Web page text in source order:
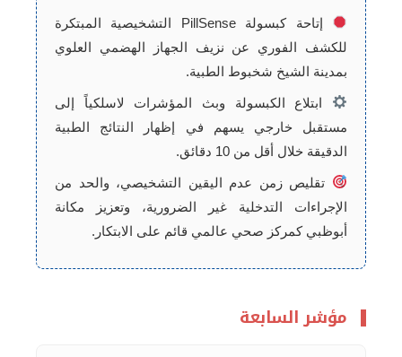
إتاحة كبسولة PillSense التشخيصية المبتكرة
للكشف الفوري عن نزيف الجهاز الهضمي العلوي
بمدينة الشيخ شخبوط الطبية.
ابتلاع الكبسولة وبث المؤشرات لاسلكياً إلى
مستقبل خارجي يسهم في إظهار النتائج الطبية
الدقيقة خلال أقل من 10 دقائق.
تقليص زمن عدم اليقين التشخيصي، والحد من
الإجراءات التدخلية غير الضرورية، وتعزيز مكانة
أبوظبي كمركز صحي عالمي قائم على الابتكار.
مؤشر السابعة